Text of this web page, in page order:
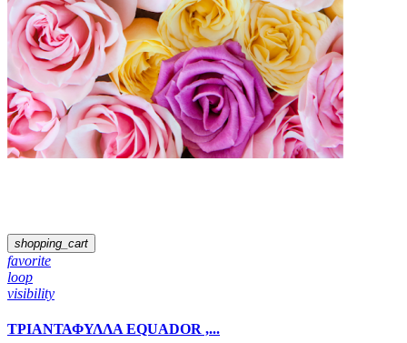
shopping_cart
favorite
loop
visibility
ΤΡΙΑΝΤΑΦΥΛΛΑ EQUADOR ,...